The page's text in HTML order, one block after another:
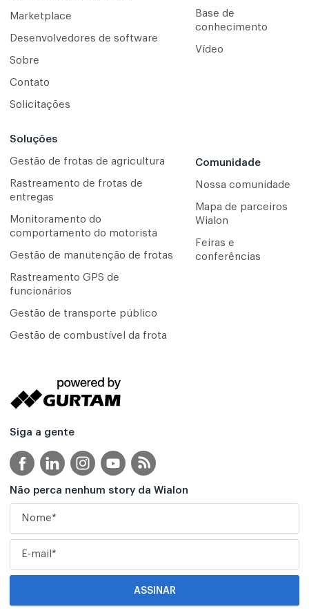
Marketplace
Desenvolvedores de software
Sobre
Contato
Solicitações
Soluções
Gestão de frotas de agricultura
Rastreamento de frotas de
entregas
Monitoramento do
comportamento do motorista
Gestão de manutenção de frotas
Rastreamento GPS de
funcionários
Gestão de transporte público
Gestão de combustível da frota
Base de
conhecimento
Vídeo
Comunidade
Nossa comunidade
Mapa de parceiros
Wialon
Feiras e
conferências
Siga a gente
Não perca nenhum story da Wialon